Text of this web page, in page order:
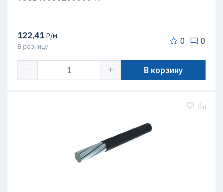
122,41₽/м.
В розницу
0 0
В корзину